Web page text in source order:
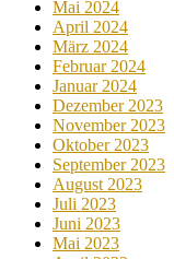
Mai 2024
April 2024
März 2024
Februar 2024
Januar 2024
Dezember 2023
November 2023
Oktober 2023
September 2023
August 2023
Juli 2023
Juni 2023
Mai 2023